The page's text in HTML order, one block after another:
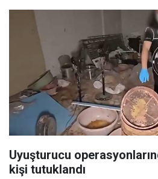
Uyuşturucu
kişi tutuklandı